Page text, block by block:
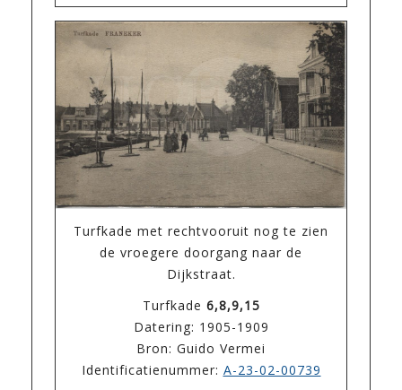
Turfkade met rechtvooruit nog te zien
de vroegere doorgang naar de
Dijkstraat.
Turfkade 6,8,9,15
Datering: 1905-1909
Bron: Guido Vermei
Identificatienummer: A-23-02-00739